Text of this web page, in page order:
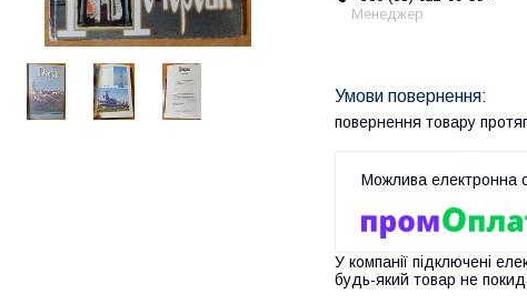
Менеджер
повернення товару
У компанії підключені
будь-який товар не